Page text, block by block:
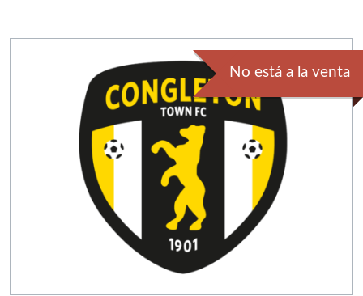
No está a la venta